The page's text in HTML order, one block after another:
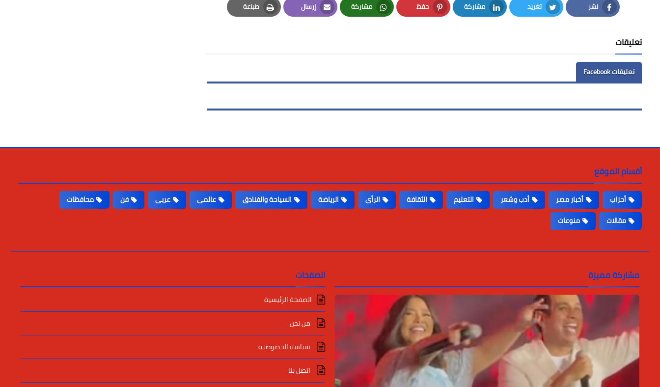
نشر
Facebook
تغريد
Twitter
مشاركة
LinkedIn
حفظ
Pinterest
مشاركة
Whatsapp
إرسال
Email
طباعة
Print
تعليقات
تعليقات Facebook
أقسام الموقع
أحزاب أخبار مصر أدب وشعر التعليم الثقافة الرأى الرياضة السياحة والفنادق عالمى عربى فن
محافظات
مقالات
منوعات
مشاركة مميزة الصفحات
الصفحة الرئيسية
من نحن
سياسة الخصوصية
اتصل بنا